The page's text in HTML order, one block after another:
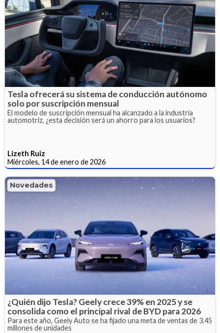
Tesla ofrecerá su sistema de conducción autónomo
solo por suscripción mensual
El modelo de suscripción mensual ha alcanzado a la industria
automotriz, ¿esta decisión será un ahorro para los usuarios?
Lizeth Ruiz
Miércoles, 14 de enero de 2026
Novedades
¿Quién dijo Tesla? Geely crece 39% en 2025 y se
consolida como el principal rival de BYD para 2026
Para este año, Geely Auto se ha fijado una meta de ventas de 3.45
millones de unidades